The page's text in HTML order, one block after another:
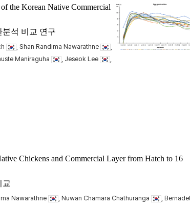
the Korean Native Commercial
석 비교 연구
, Shan Randima Nawarathne
Maniraguha , Jeseok Lee
Chickens and Commercial Layer from Hatch to 16
교
Nawarathne , Nuwan Chamara Chathuranga
,